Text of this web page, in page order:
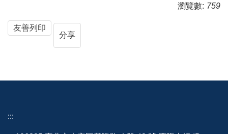
瀏覽數: 759
友善列印
分享
:::